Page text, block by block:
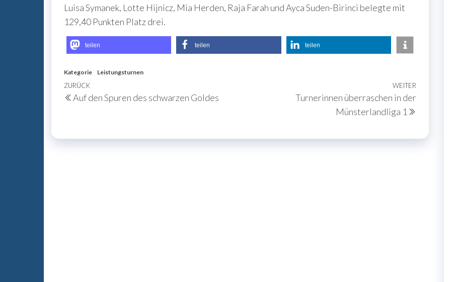
Luisa Symanek, Lotte Hijnicz, Mia Herden, Raja Farah und Ayca Suden-Birinci belegte mit
129,40 Punkten Platz drei.
teilen teilen teilen
Kategorie Leistungsturnen
Beitragsnavigation
Vorheriger
Beitrag
ZURÜCK
Auf den Spuren des schwarzen Goldes
Nächster
WEITER
Turnerinnen überraschen in der
Münsterlandliga 1